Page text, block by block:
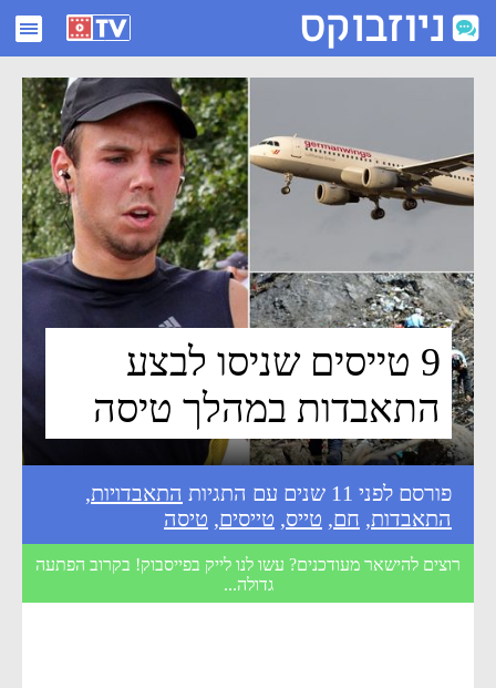
9 טייסים שניסו לבצע התאבדות במהלך טיסה - ניוזבוקס
9 טייסים שניסו לבצע
התאבדות במהלך טיסה
פורסם לפני 11 שנים עם התגיות התאבדויות,
התאבדות, חם, טייס, טייסים, טיסה
רוצים להישאר מעודכנים? עשו לנו לייק בפייסבוק! בקרוב הפתעה
גדולה...